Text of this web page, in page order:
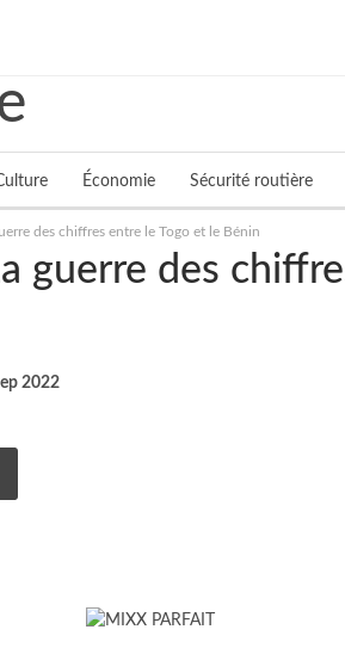
Économie Sécurité routière
des chiffres entre le Togo et le Bénin
guerre des
2022